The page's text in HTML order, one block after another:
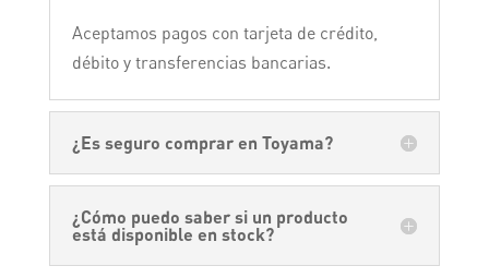
Aceptamos pagos con tarjeta de crédito,
débito y transferencias bancarias.
¿Es seguro comprar en Toyama?
¿Cómo puedo saber si un producto
está disponible en stock?